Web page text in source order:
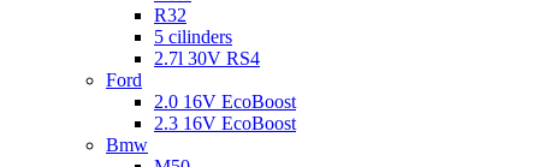
R32
5 cilinders
2.7l 30V RS4
Ford
2.0 16V EcoBoost
2.3 16V EcoBoost
Bmw